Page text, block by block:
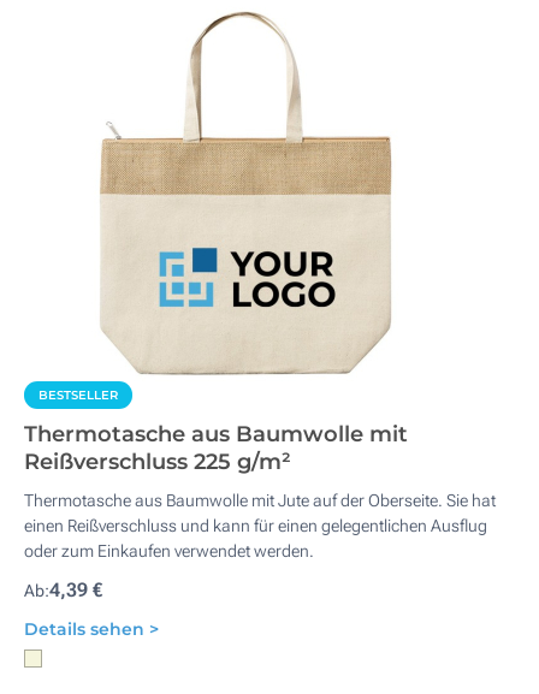
BESTSELLER
Thermotasche aus Baumwolle mit
Reißverschluss 225 g/m²
Thermotasche aus Baumwolle mit Jute auf der Oberseite. Sie hat
einen Reißverschluss und kann für einen gelegentlichen Ausflug
oder zum Einkaufen verwendet werden.
Ab:4,39 €
Details sehen >